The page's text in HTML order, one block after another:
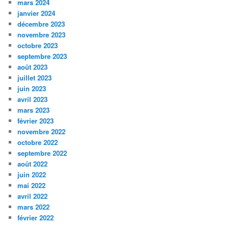
mars 2024
janvier 2024
décembre 2023
novembre 2023
octobre 2023
septembre 2023
août 2023
juillet 2023
juin 2023
avril 2023
mars 2023
février 2023
novembre 2022
octobre 2022
septembre 2022
août 2022
juin 2022
mai 2022
avril 2022
mars 2022
février 2022